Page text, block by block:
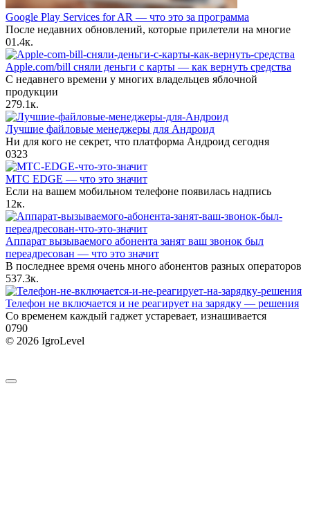
Google Play Services for AR — что это за программа
После недавних обновлений, которые прилетели на многие
01.4к.
Apple.com/bill сняли деньги с карты — как вернуть средства
С недавнего времени у многих владельцев яблочной
продукции
279.1к.
Лучшие файловые менеджеры для Андроид
Ни для кого не секрет, что платформа Андроид сегодня
0323
МТС EDGE — что это значит
Если на вашем мобильном телефоне появилась надпись
1 2к.
Аппарат вызываемого абонента занят ваш звонок был
переадресован — что это значит
В последнее время очень много абонентов разных операторов
537.3к.
Телефон не включается и не реагирует на зарядку — решения
Со временем каждый гаджет устаревает, изнашивается
0790
© 2026 IgroLevel